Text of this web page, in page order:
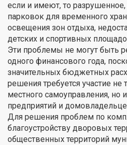
если и имеют, то
парковок для временного
освещения зон отдыха,
детских и спортивных
Эти проблемы не могут быть
одного финансового года,
значительных бюджетных
решения требуется участие не
местного самоуправления, но
предприятий и
Для решения проблем по
благоустройству дворовых
общественных территорий